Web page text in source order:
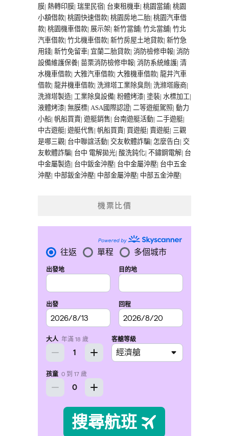
膜| 熱轉印膜| 瑞里民宿| 台東租機車| 桃園當鋪| 桃園
小額借款| 桃園快速借款| 桃園房地二胎| 桃園汽車借
款| 桃園機車借款| 展示架| 新竹當舖| 竹北當舖| 竹北
汽車借款| 竹北機車借款| 新竹房屋土地貸款| 新竹急
用錢| 新竹免留車| 宜蘭二胎貸款| 消防檢修申報| 消防
設備維護保養| 苗栗消防檢修申報| 消防系統維護| 清
水機車借款| 大雅汽車借款| 大雅機車借款| 龍井汽車
借款| 龍井機車借款| 洗滌塔工業除臭劑 | 洗滌塔廠商|
洗滌塔製造| 工業除臭設備| 粉體烤漆| 塗裝| 水標加工|
液體烤漆| 無膜標| ASA國際認證| 二等遊艇駕照| 動力
小船| 帆船買賣| 遊艇銷售| 台南遊艇活動| 二手遊艇|
中古遊艇| 遊艇代售| 帆船買賣| 買遊艇| 賣遊艇| 三觀
是哪三觀| 台中聯誼活動| 交友軟體詐騙| 怎麼告白| 交
友軟體詐騙| 台中 電解拋光| 酸洗鈍化| 不鏽鋼電解| 台
中金屬製造| 台中鈑金沖壓| 台中金屬沖壓| 台中五金
沖壓| 中部鈑金沖壓| 中部金屬沖壓| 中部五金沖壓|
機票比價